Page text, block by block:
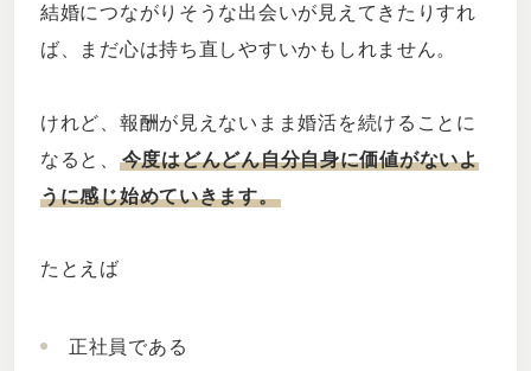
結婚につながりそうな出会いが見えてきたりすれ
ば、まだ心は持ち直しやすいかもしれません。
けれど、報酬が見えないまま婚活を続けることに
なると、 今度はどんどん自分自身に価値がないよ
うに感じ始めていきます。
たとえば
正社員である